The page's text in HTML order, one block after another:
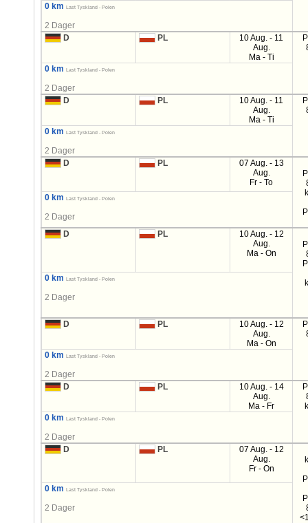
0 km Last Tyskland - Polen
2 Dager
D
PL
10 Aug. - 11
Aug.
Ma - Ti
0 km Last Tyskland - Polen
2 Dager
D
PL
10 Aug. - 11
Aug.
Ma - Ti
0 km Last Tyskland - Polen
2 Dager
D
PL
07 Aug. - 13
Aug.
Fr - To
0 km Last Tyskland - Polen
2 Dager
D
PL
10 Aug. - 12
Aug.
Ma - On
0 km Last Tyskland - Polen
2 Dager
D PL
10 Aug. - 12
Aug.
Ma - On
0 km Last Tyskland - Polen
2 Dager
D
PL
10 Aug. - 14
Aug.
Ma - Fr
0 km
Last Tyskland - Polen
2 Dager
D
PL
07 Aug. - 12
Aug.
Fr - On
0 km Last Tyskland - Polen
2 Dager